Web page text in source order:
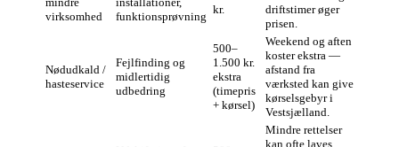
virksomhed
funktionsprøvning
kr.
driftstimer øger
prisen.
Nødudkald /
hasteservice
Fejlfinding og
midlertidig
udbedring
500–
1.500 kr.
ekstra
(timepris
+ kørsel)
Weekend og aften
koster ekstra —
afstand fra
værksted kan give
kørselsgebyr i
Vestsjælland.
Mindre rettelser
kan ofte laves